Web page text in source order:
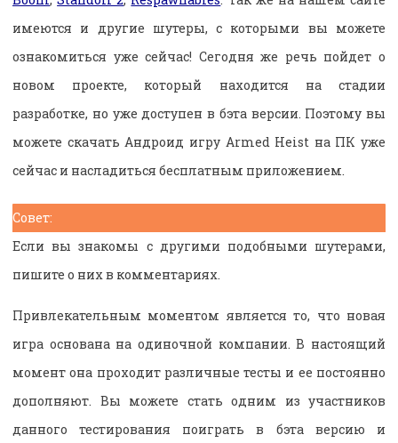
имеются и другие шутеры, с которыми вы можете
ознакомиться уже сейчас! Сегодня же речь пойдет о
новом проекте, который находится на стадии
разработке, но уже доступен в бэта версии. Поэтому вы
можете скачать Андроид игру Armed Heist на ПК уже
сейчас и насладиться бесплатным приложением.
Совет:
Если вы знакомы с другими подобными шутерами,
пишите о них в комментариях.
Привлекательным моментом является то, что новая
игра основана на одиночной компании. В настоящий
момент она проходит различные тесты и ее постоянно
дополняют. Вы можете стать одним из участников
данного тестирования поиграть в бэта версию и